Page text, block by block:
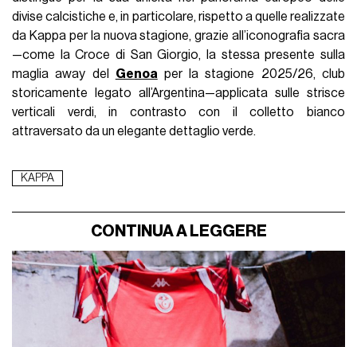
divise calcistiche e, in particolare, rispetto a quelle realizzate
da Kappa per la nuova stagione, grazie all’iconografia sacra
—come la Croce di San Giorgio, la stessa presente sulla
maglia away del Genoa per la stagione 2025/26, club
storicamente legato all’Argentina—applicata sulle strisce
verticali verdi, in contrasto con il colletto bianco
attraversato da un elegante dettaglio verde.
KAPPA
CONTINUA A LEGGERE